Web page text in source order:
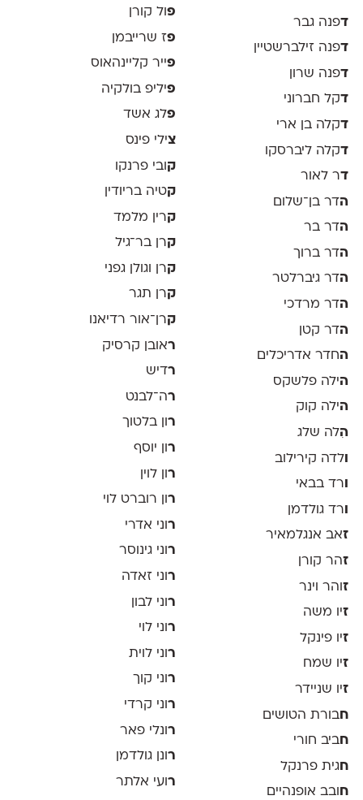
דפנה גבר
דפנה זילברשטיין
דפנה שרון
דקל חברוני
דקלה בן ארי
דקלה ליברסקו
דר לאור
הדר בן־שלום
הדר בר
הדר ברוך
הדר גיברלטר
הדר מרדכי
הדר קטן
החדר אדריכלים
הילה פלשקס
הילה קוק
הִלה שלג
לדה קירילוב
ורד בבאי
רד גולדמן
זאב אנגלמאיר
זהר קורן
זוהר וינר
זיו משה
זיו פינקל
זיו שמח
זיו שניידר
חבורת הטושים
חביב חורי
ח גית פרנקל
חובב אופנהיים
פ ול קורן
פז שרייבמן
פייר קליינהאוס
פיליפ בולקיה
פלג אשד
צילי פינס
קובי פרנקו
קטיה בריודין
קרין מלמד
קרן בר־גיל
קרן וגולן גפני
קרן תגר
קרן־אור רדיאנו
ראובן קרסיק
רדיש
רה־לבנט
רון בלטוך
ר ון יוסף
ר ון לוין
רון רוברט לוי
ר וני אדרי
רוני גינוסר
ר וני זאדה
ר וני לבון
רוני לוי
ר וני לוית
רוני קוך
ר וני קרדי
רונלי פאר
ר ונן גולדמן
ר ועי אלתר